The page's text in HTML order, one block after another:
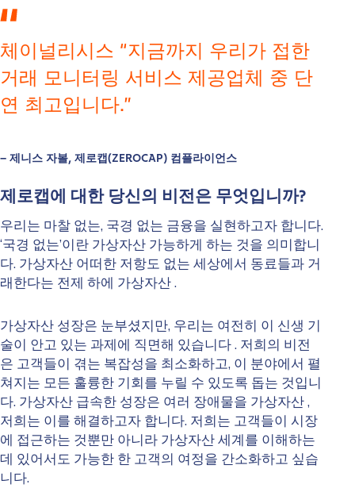
체이널리시스 “지금까지 우리가 접한
거래 모니터링 서비스 제공업체 중 단
연 최고입니다.”
– 제니스 자볼, 제로캡(ZEROCAP) 컴플라이언스
제로캡에 대한 당신의 비전은 무엇입니까?
우리는 마찰 없는, 국경 없는 금융을 실현하고자 합니다.
‘국경 없는’이란 가상자산 가능하게 하는 것을 의미합니
다. 가상자산 어떠한 저항도 없는 세상에서 동료들과 거
래한다는 전제 하에 가상자산 .
가상자산 성장은 눈부셨지만, 우리는 여전히 이 신생 기
술이 안고 있는 과제에 직면해 있습니다. 저희의 비전
은 고객들이 겪는 복잡성을 최소화하고, 이 분야에서 펼
쳐지는 모든 훌륭한 기회를 누릴 수 있도록 돕는 것입니
다. 가상자산 급속한 성장은 여러 장애물을 가상자산 ,
저희는 이를 해결하고자 합니다. 저희는 고객들이 시장
에 접근하는 것뿐만 아니라 가상자산 세계를 이해하는
데 있어서도 가능한 한 고객의 여정을 간소화하고 싶습
니다.